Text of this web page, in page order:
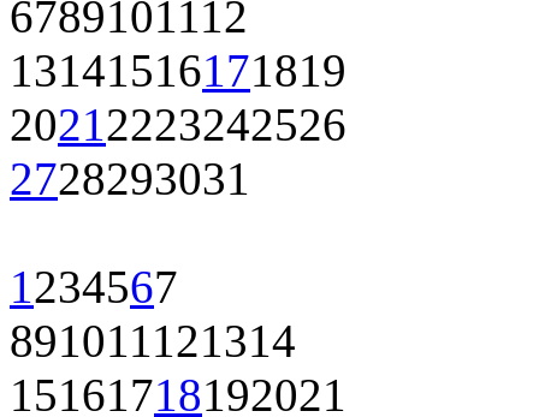
6789101112
13141516171819
20212223242526
2728293031
1234567
891011121314
15161718192021